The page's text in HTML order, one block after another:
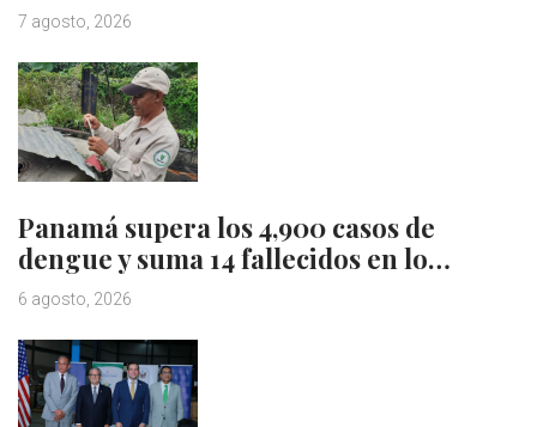
7 agosto, 2026
Panamá supera los 4,900 casos de
dengue y suma 14 fallecidos en lo…
6 agosto, 2026